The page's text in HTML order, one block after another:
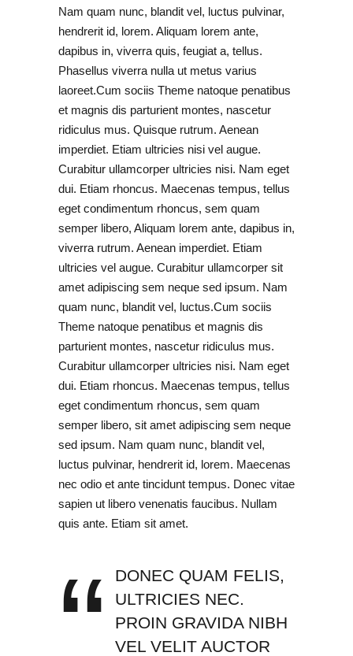
Nam quam nunc, blandit vel, luctus pulvinar,
hendrerit id, lorem. Aliquam lorem ante,
dapibus in, viverra quis, feugiat a, tellus.
Phasellus viverra nulla ut metus varius
laoreet.Cum sociis Theme natoque penatibus
et magnis dis parturient montes, nascetur
ridiculus mus. Quisque rutrum. Aenean
imperdiet. Etiam ultricies nisi vel augue.
Curabitur ullamcorper ultricies nisi. Nam eget
dui. Etiam rhoncus. Maecenas tempus, tellus
eget condimentum rhoncus, sem quam
semper libero, Aliquam lorem ante, dapibus in,
viverra rutrum. Aenean imperdiet. Etiam
ultricies vel augue. Curabitur ullamcorper sit
amet adipiscing sem neque sed ipsum. Nam
quam nunc, blandit vel, luctus.Cum sociis
Theme natoque penatibus et magnis dis
parturient montes, nascetur ridiculus mus.
Curabitur ullamcorper ultricies nisi. Nam eget
dui. Etiam rhoncus. Maecenas tempus, tellus
eget condimentum rhoncus, sem quam
semper libero, sit amet adipiscing sem neque
sed ipsum. Nam quam nunc, blandit vel,
luctus pulvinar, hendrerit id, lorem. Maecenas
nec odio et ante tincidunt tempus. Donec vitae
sapien ut libero venenatis faucibus. Nullam
quis ante. Etiam sit amet.
DONEC QUAM FELIS,
ULTRICIES NEC.
PROIN GRAVIDA NIBH
VEL VELIT AUCTOR